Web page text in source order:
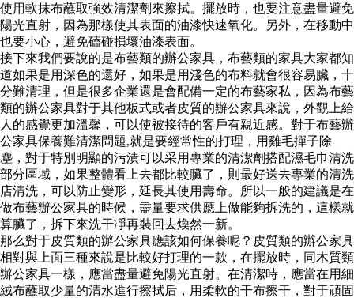
使用軟抹布蘸取強效清潔劑來擦拭。擺放時，也要注意盡量避免
陽光直射，因為那樣使其表面的油漆快速氧化。另外，在移動中
也要小心，避免磕碰損壞油漆表面。
接下來我們要說的是布藝類的辦公家具，布藝類的家具大家都知
道如果是用深色的還好，如果是用淺色的布料就會很容易臟，十
分難清理，但是很多企業還是會配備一定的布藝家私，因為布藝
類的辦公家具對于其他板式或者皮質的辦公家具來說，外觀上給
人的感覺更加溫馨，可以使被接待的客戶有親近感。對于布藝辦
公家具保養難清潔問題,就是要經常性的打理，用雞毛撣子除
塵，對于特別明顯的污漬可以采用專業的清潔劑搭配濕毛巾清洗
部分區域，如果整體看上去都比較臟了，則最好送去專業的清洗
店清洗，可以防止變形，延長其使用壽命。所以一般的建議是在
做布藝辦公家具的時候，盡量要求供應上做能夠拆洗的，這樣就
算臟了，拆下來洗干凈再裝回去煥然一新。
那么對于皮質類的辦公家具應該如何保養呢？皮質類的辦公家具
相對與上面三種來說是比較好打理的一款，在擺放時，同木質類
辦公家具一樣，應當盡量避免陽光直射。在清潔時，應當在用細
絨布蘸取少量的清水進行擦拭后，用柔軟的干布擦干，對于頑固